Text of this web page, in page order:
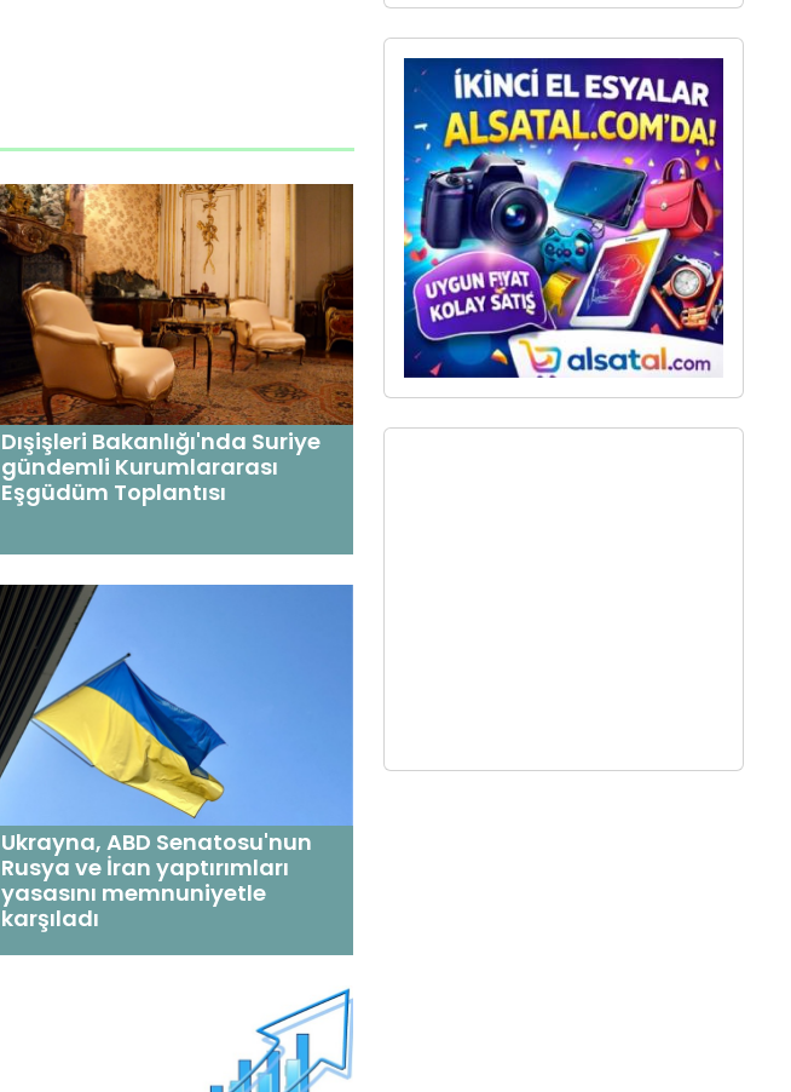
Dışişleri Bakanlığı'nda Suriye
gündemli Kurumlararası
Eşgüdüm Toplantısı
Ukrayna, ABD Senatosu'nun
Rusya ve İran yaptırımları
yasasını memnuniyetle
karşıladı